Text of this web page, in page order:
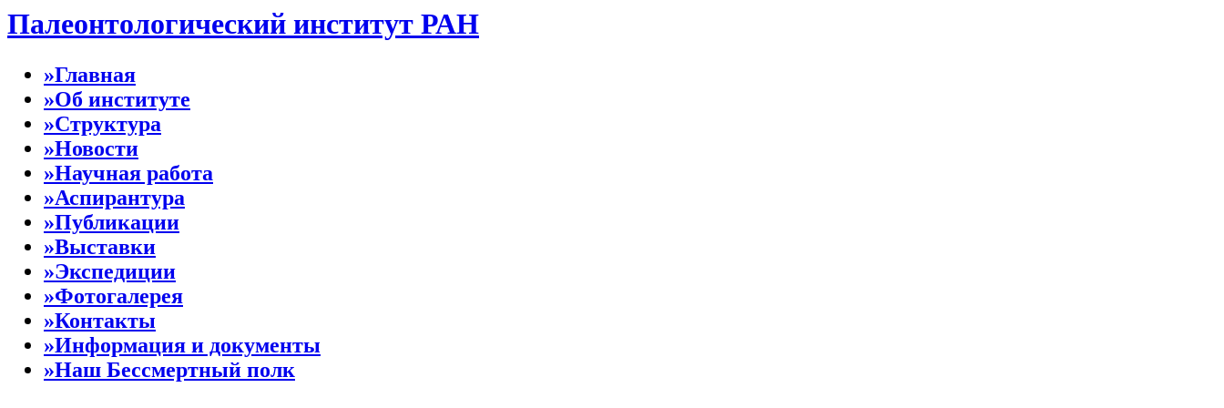
Палеонтологический институт РАН
»Главная
»Об институте
»Структура
»Новости
»Научная работа
»Аспирантура
»Публикации
»Выставки
»Экспедиции
»Фотогалерея
»Контакты
»Информация и документы
»Наш Бессмертный полк